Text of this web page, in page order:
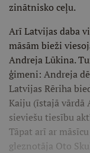
zinātnisko ceļu.
Arī Latvijas daba
māsām bieži
Andreja Lūkina.
ģimeni: Andreja
Latvijas Rēriha
Kaiju (īstajā
sieviešu tiesību
Tāpat arī ar
gleznotāja Oto